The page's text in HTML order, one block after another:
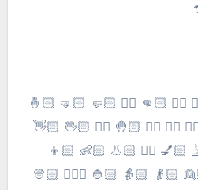
👐🏻 🙌🏻 👏🏻 🙏🏻 👍🏻 👎🏻
✌🏻 🤘🏻 👌🏻 👈🏻 👉🏻 👆🏻
🤙🏻 💪🏻 🖕🏻 ✍🏻 🤳🏻
👧🏻 👨🏻 👩🏻 👱🏻‍♀️ 👱🏻